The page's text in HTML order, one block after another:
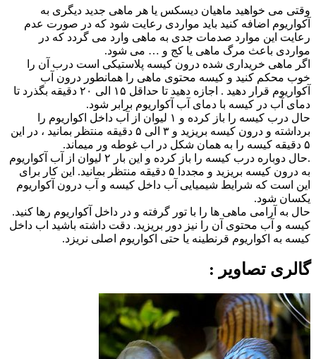
وقتی می خواهید ماهیان دیسکس یا هر ماهی جدید دیگری به
آکواریوم اضافه کنید باید مواردی رعایت شود که در صورت عدم
رعایت این موارد صدمات جدی به ماهی وارد می گردد که در
مواردی باعث مرگ ماهی یا کج و … می شود.
اگر ماهی خریداری شده درون کیسه پلاستیکی است درب آن را
خوب محکم کنید و کیسه محتوی ماهی را همانطور درون آب
آکواریوم قرار دهید . اجازه دهید تا حداقل ۱۵ الی ۲۰ دقیقه بگذرد تا
دمای آب در کیسه با دمای آب آکواریوم برابر شود.
حال درب کیسه را باز کرده و ۱ لیوان از آب داخل اکواریوم را
برداشته و درون کیسه بریزید و ۳ الی ۵ دقیقه منتظر بمانید ، در این
۵ دقیقه کیسه را به همان شکل در اب غوطه ور میماند.
.حال دوباره درب کیسه را باز کرده و این بار ۲ لیوان از آب آکواریوم
به درون کیسه بریزید و مجددا ۵ دقیقه منتظر بمانید. این کار برای
این است که شرایط شیمیایی آب داخل کیسه و آب درون آکواریوم
یکسان شود.
حال به آرامی ماهی ها را با تور گرفته و در داخل آکواریوم رها کنید.
کیسه و آب محتوی آن را نیز دور بریزید. دقت داشته باشید اب داخل
کیسه به اکواریوم قرنطینه یا حتی اکواریوم اصلی نریزد.
گالری تصاویر :